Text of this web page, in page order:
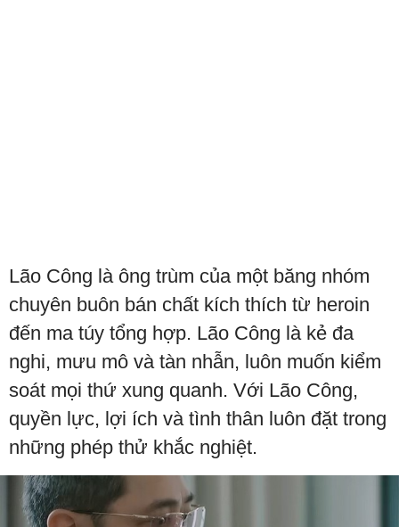
Lão Công là ông trùm của một băng nhóm
chuyên buôn bán chất kích thích từ heroin
đến ma túy tổng hợp. Lão Công là kẻ đa
nghi, mưu mô và tàn nhẫn, luôn muốn kiểm
soát mọi thứ xung quanh. Với Lão Công,
quyền lực, lợi ích và tình thân luôn đặt trong
những phép thử khắc nghiệt.